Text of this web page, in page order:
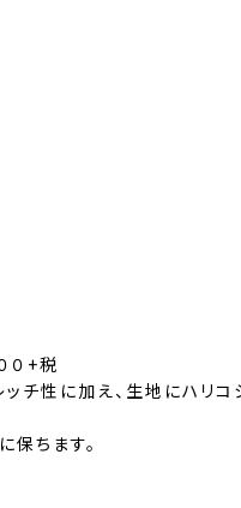
０+税
ッチ性 に加え、生地にハリコ
保ちます。